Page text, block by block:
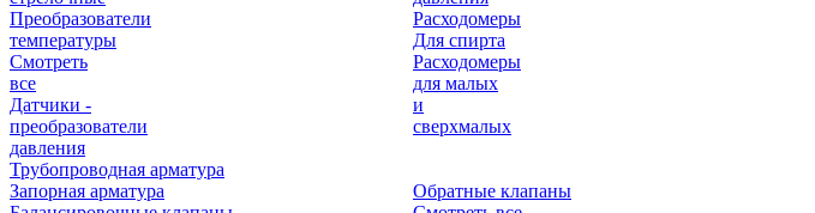
Преобразователи
температуры
Смотреть
все
Датчики -
преобразователи
давления
Расходомеры
Для спирта
Расходомеры
для малых
и
сверхмалых
Трубопроводная арматура
Запорная арматура
Обратные клапаны